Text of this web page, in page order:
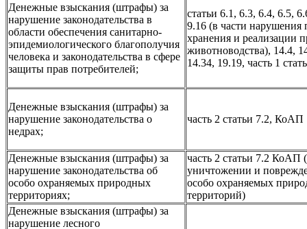
Денежные взыскания (штрафы) за
нарушение законодательства в
области обеспечения санитарно-
эпидемиологического благополучия
человека и законодательства в сфере
защиты прав потребителей;
статьи 6.1, 6.3, 6.4, 6.5,
9.16 (в части нарушения
хранения и реализации
животноводства), 14.4,
14.34, 19.19, часть 1
Денежные взыскания (штрафы) за
нарушение законодательства о
недрах;
часть 2 статьи 7.2, КоАП
Денежные взыскания (штрафы) за
нарушение законодательства об
особо охраняемых природных
территориях;
часть 2 статьи 7.2 КоАП
уничтожении и
особо охраняемых
территорий)
Денежные взыскания (штрафы) за
нарушение лесного